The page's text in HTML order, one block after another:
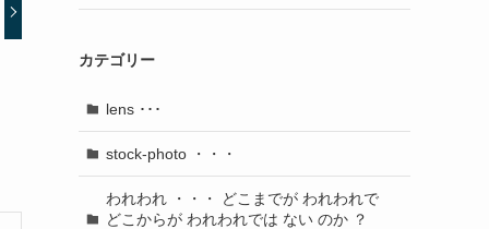
カテゴリー
lens ･･･
stock-photo ・・・
われわれ ・・・ どこまでが われわれで
どこからが われわれでは ない のか ？